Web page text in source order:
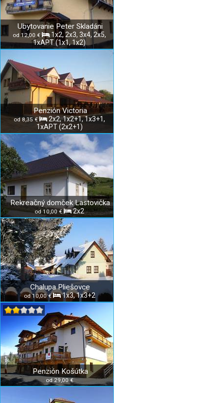
Ubytovanie Peter Skladáni
od 12,00 €
1x2, 2x3, 3x4, 2x5,
1xAPT (1x1, 1x2)
Penzión Victoria
od 8,35 €
2x2, 1x2+1, 1x3+1,
1xAPT (2x2+1)
Rekreačný domček Lastovička
od 10,00 € 2x2
Chalupa Pliešovce
od 10,00 € 1x3, 1x3+2
Penzión Košútka
od 29,00 €